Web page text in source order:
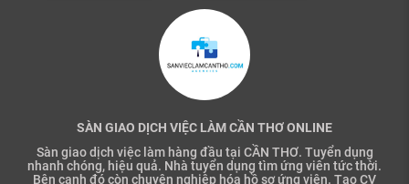
SÀN GIAO DỊCH VIỆC LÀM CẦN THƠ ONLINE
Sàn giao dịch việc làm hàng đầu tại CẦN THƠ. Tuyển dụng
nhanh chóng, hiệu quả. Nhà tuyển dụng tìm ứng viên tức thời.
Bên cạnh đó còn chuyên nghiệp hóa hồ sơ ứng viên. Tạo CV